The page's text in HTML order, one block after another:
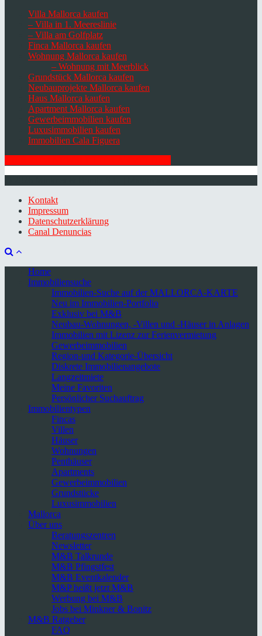
Villa Mallorca kaufen
– Villa in 1. Meereslinie
– Villa am Golfplatz
Finca Mallorca kaufen
Wohnung Mallorca kaufen
– Wohnung mit Meerblick
Grundstück Mallorca kaufen
Neubauprojekte Mallorca kaufen
Haus Mallorca kaufen
Apartment Mallorca kaufen
Gewerbeimmobilien kaufen
Luxusimmobilien kaufen
Immobilien Cala Figuera
Kontakt
Impressum
Datenschutzerklärung
Canal Denuncias
Home
Immobiliensuche
Immobilien-Suche auf der MALLORCA-KARTE
Neu im Immobilien-Portfolio
Exklusiv bei M&B
Neubau-Wohnungen, -Villen und -Häuser in Anlagen
Immobilien mit Lizenz zur Ferienvermietung
Gewerbeimmobilien
Region-und Kategorie-Übersicht
Diskrete Immobilienangebote
Langzeitmiete
Meine Favoriten
Persönlicher Suchauftrag
Immobilientypen
Fincas
Villen
Häuser
Wohnungen
Penthäuser
Apartments
Gewerbeimmobilien
Grundstücke
Luxusimmobilien
Mallorca
Über uns
Beratungszentren
Newsletter
M&B Talkrunde
M&B Pfingstfest
M&B Eventkalender
M&P heißt jetzt M&B
Werbung bei M&B
Jobs bei Minkner & Bonitz
M&B Ratgeber
FAQ